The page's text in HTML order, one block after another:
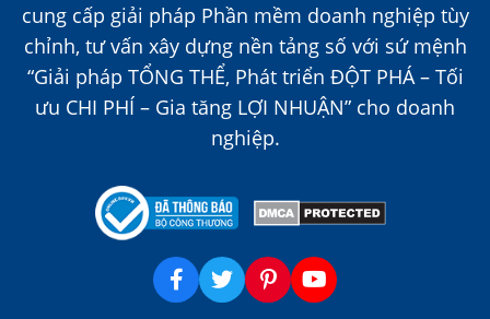
cung cấp giải pháp Phần mềm doanh nghiệp tùy
chỉnh, tư vấn xây dựng nền tảng số với sứ mệnh
“Giải pháp TỔNG THỂ, Phát triển ĐỘT PHÁ – Tối
ưu CHI PHÍ – Gia tăng LỢI NHUẬN” cho doanh
nghiệp.